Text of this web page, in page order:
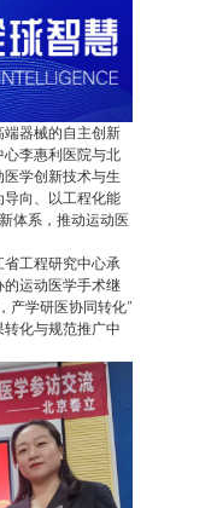
器械的自主创新
李惠利医院与北
学创新技术与生
向、以工程化能
体系，推动运动医
工程研究中心承
运动医学手术继
产学研医协同转化”
化与规范推广中